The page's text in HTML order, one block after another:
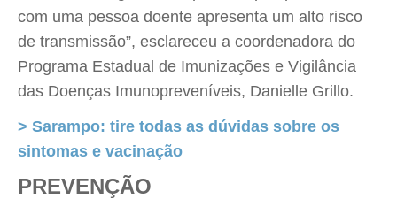
com uma pessoa doente apresenta um alto risco
de transmissão”, esclareceu a coordenadora do
Programa Estadual de Imunizações e Vigilância
das Doenças Imunopreveníveis, Danielle Grillo.
> Sarampo: tire todas as dúvidas sobre os
sintomas e vacinação
PREVENÇÃO